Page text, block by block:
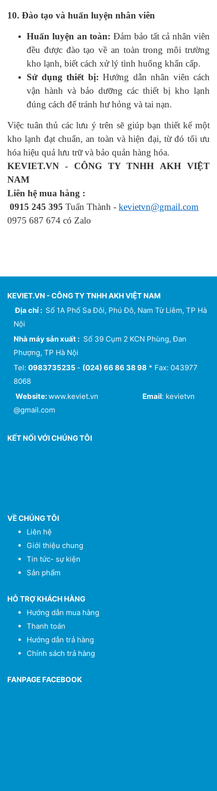
10. Đào tạo và huấn luyện nhân viên
Huấn luyện an toàn: Đảm bảo tất cả nhân viên
đều được đào tạo về an toàn trong môi trường
kho lạnh, biết cách xử lý tình huống khẩn cấp.
Sử dụng thiết bị: Hướng dẫn nhân viên cách
vận hành và bảo dưỡng các thiết bị kho lạnh
đúng cách để tránh hư hỏng và tai nạn.
Việc tuân thủ các lưu ý trên sẽ giúp bạn thiết kế một
kho lạnh đạt chuẩn, an toàn và hiện đại, từ đó tối ưu
hóa hiệu quả lưu trữ và bảo quản hàng hóa.
KEVIET.VN - CÔNG TY TNHH AKH VIỆT
NAM
Liên hệ mua hàng :
0915 245 395 Tuấn Thành - kevietvn@gmail.com
0975 687 674 có Zalo
KEVIET.VN - CÔNG TY TNHH AKH VIỆT NAM
Địa chỉ : Số 1A Phố Sa Đôi, Phú Đô, Nam Từ Liêm, TP Hà
Nội
Nhà máy sản xuất : Số 39 Cụm 2 KCN Phùng, Đan
Phượng, TP Hà Nội
Tel: 0983735235 - (024) 66 86 38 98 * Fax: 043977
8068
Website:www.keviet.vn Email: kevietvn
@gmail.com
KẾT NỐI VỚI CHÚNG TÔI
VỀ CHÚNG TÔI
Liên hệ
Giới thiệu chung
Tin tức- sự kiện
Sản phẩm
HỖ TRỢ KHÁCH HÀNG
Hướng dẫn mua hàng
Thanh toán
Hướng dẫn trả hàng
Chính sách trả hàng
FANPAGE FACEBOOK